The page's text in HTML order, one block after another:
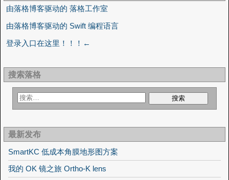
由落格博客驱动的 落格工作室
由落格博客驱动的 Swift 编程语言
登录入口在这里！！！←
搜索落格
最新发布
SmartKC 低成本角膜地形图方案
我的 OK 镜之旅 Ortho-K lens